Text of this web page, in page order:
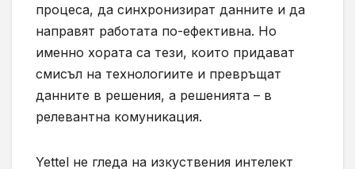
процеса, да синхронизират данните и да
направят работата по-ефективна. Но
именно хората са тези, които придават
смисъл на технологиите и превръщат
данните в решения, а решенията – в
релевантна комуникация.
Yettel не гледа на изкуствения интелект